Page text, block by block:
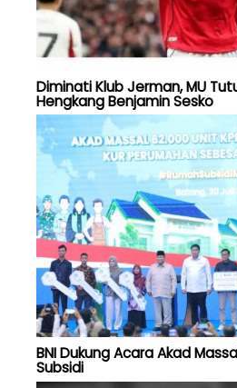
Diminati Klub Jerman, MU
Hengkang Benjamin Sesko
BNI Dukung Acara Akad
Subsidi